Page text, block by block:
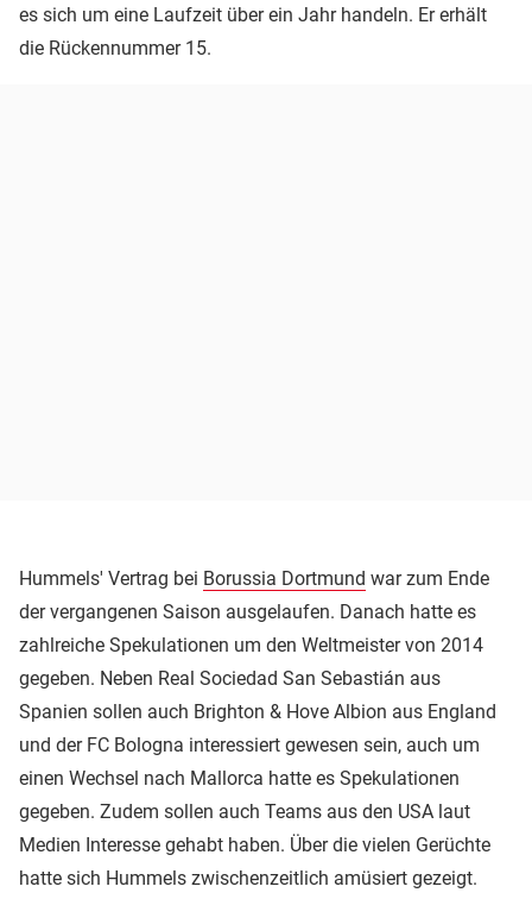
es sich um eine Laufzeit über ein Jahr handeln. Er erhält
die Rückennummer 15.
Hummels' Vertrag bei Borussia Dortmund war zum Ende
der vergangenen Saison ausgelaufen. Danach hatte es
zahlreiche Spekulationen um den Weltmeister von 2014
gegeben. Neben Real Sociedad San Sebastián aus
Spanien sollen auch Brighton & Hove Albion aus England
und der FC Bologna interessiert gewesen sein, auch um
einen Wechsel nach Mallorca hatte es Spekulationen
gegeben. Zudem sollen auch Teams aus den USA laut
Medien Interesse gehabt haben. Über die vielen Gerüchte
hatte sich Hummels zwischenzeitlich amüsiert gezeigt.